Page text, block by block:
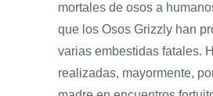
mortales de osos a
que los Osos Grizzly han
varias embestidas fatales.
realizadas, mayormente,